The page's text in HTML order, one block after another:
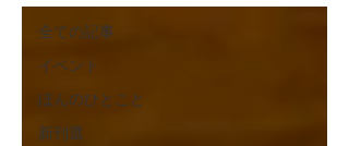
全ての記事
イベント
ほんのひとこと
新刊選